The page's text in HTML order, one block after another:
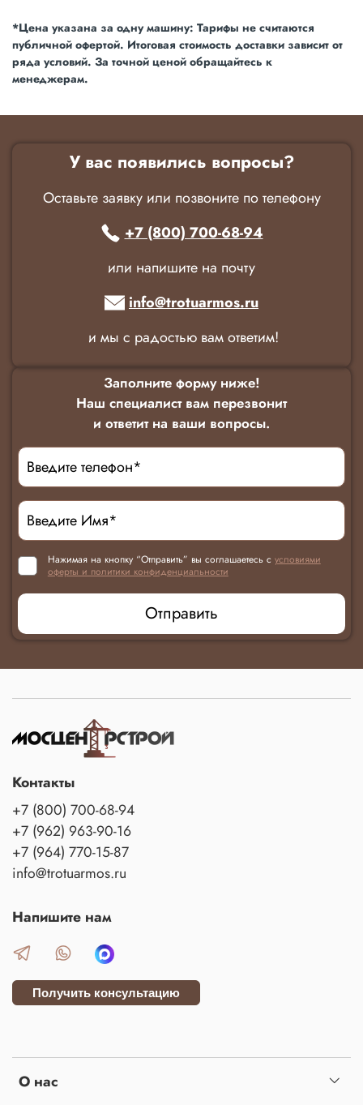
*Цена указана за одну машину: Тарифы не считаются
публичной офертой. Итоговая стоимость доставки зависит от
ряда условий. За точной ценой обращайтесь к
менеджерам.
У вас появились вопросы?
Оставьте заявку или позвоните по телефону
+7 (800) 700-68-94
или напишите на почту
info@trotuarmos.ru
и мы с радостью вам ответим!
Заполните форму ниже!
Наш специалист вам перезвонит
и ответит на ваши вопросы.
Нажимая на кнопку “Отправить” вы соглашаетесь с условиями
оферты и политики конфиденциальности
Отправить
О нас
Контакты
+7 (800) 700-68-94
+7 (962) 963-90-16
+7 (964) 770-15-87
info@trotuarmos.ru
Напишите нам
Получить консультацию